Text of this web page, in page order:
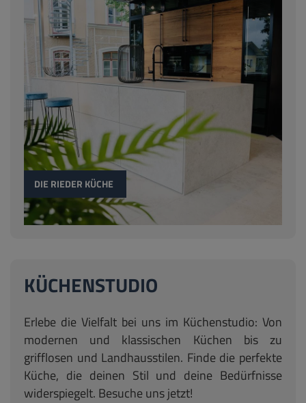
DIE RIEDER KÜCHE
KÜCHENSTUDIO
Erlebe die Vielfalt bei uns im Küchenstudio: Von
modernen und klassischen Küchen bis zu
grifflosen und Landhausstilen. Finde die perfekte
Küche, die deinen Stil und deine Bedürfnisse
widerspiegelt. Besuche uns jetzt!